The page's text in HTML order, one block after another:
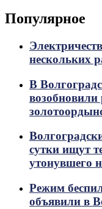
Популярное
нескольких
В
возобновили
сутки ищут
утонувшего
Режим
объявили в